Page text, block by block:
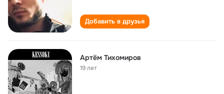
Добавить в друзья
Артём Тихомиров
19 лет